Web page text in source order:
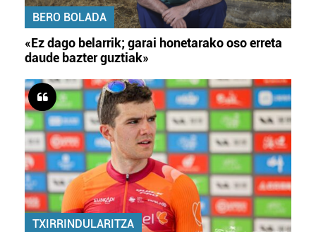
BERO BOLADA
«Ez dago belarrik; garai honetarako oso erreta
daude bazter guztiak»
TXIRRINDULARITZA